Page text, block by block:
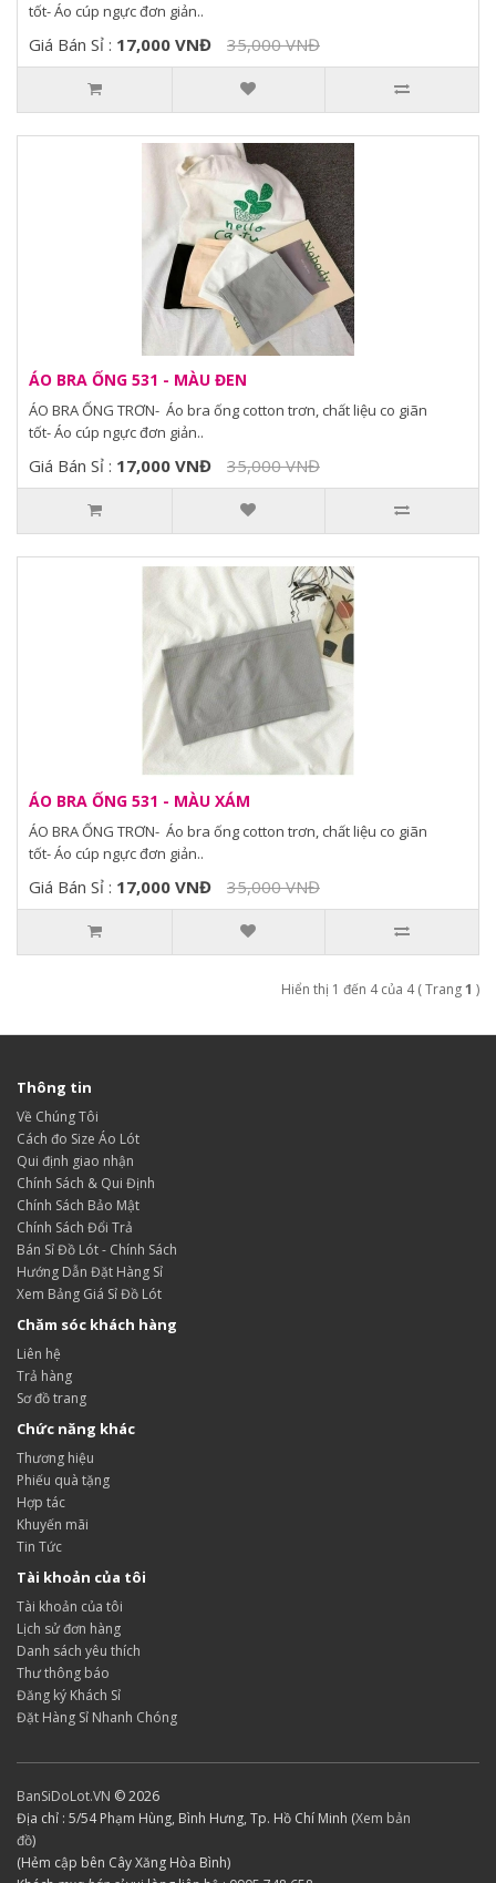
tốt- Áo cúp ngực đơn giản..
Giá Bán Sỉ : 17,000 VNĐ 35,000 VNĐ
ÁO BRA ỐNG 531 - MÀU ĐEN
ÁO BRA ỐNG TRƠN- Áo bra ống cotton trơn, chất liệu co giãn
tốt- Áo cúp ngực đơn giản..
Giá Bán Sỉ : 17,000 VNĐ 35,000 VNĐ
ÁO BRA ỐNG 531 - MÀU XÁM
ÁO BRA ỐNG TRƠN- Áo bra ống cotton trơn, chất liệu co giãn
tốt- Áo cúp ngực đơn giản..
Giá Bán Sỉ : 17,000 VNĐ 35,000 VNĐ
Hiển thị 1 đến 4 của 4 ( Trang1 )
Thông tin
Về Chúng Tôi
Cách đo Size Áo Lót
Qui định giao nhận
Chính Sách & Qui Định
Chính Sách Bảo Mật
Chính Sách Đổi Trả
Bán Sỉ Đồ Lót - Chính Sách
Hướng Dẫn Đặt Hàng Sỉ
Xem Bảng Giá Sỉ Đồ Lót
Chăm sóc khách hàng
Liên hệ
Trả hàng
Sơ đồ trang
Chức năng khác
Thương hiệu
Phiếu quà tặng
Hợp tác
Khuyến mãi
Tin Tức
Tài khoản của tôi
Tài khoản của tôi
Lịch sử đơn hàng
Danh sách yêu thích
Thư thông báo
Đăng ký Khách Sỉ
Đặt Hàng Sỉ Nhanh Chóng
BanSiDoLot.VN © 2026
Địa chỉ : 5/54 Phạm Hùng, Bình Hưng, Tp. Hồ Chí Minh (Xem bản
đồ)
(Hẻm cập bên Cây Xăng Hòa Bình)